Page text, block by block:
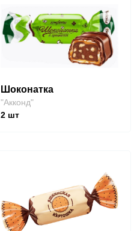
Шоконатка
"Акконд"
2 шт